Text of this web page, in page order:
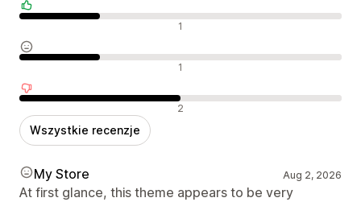
1
1
2
Wszystkie recenzje
My Store Aug 2, 2026
At first glance, this theme appears to be very